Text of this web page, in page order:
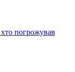
погрожував